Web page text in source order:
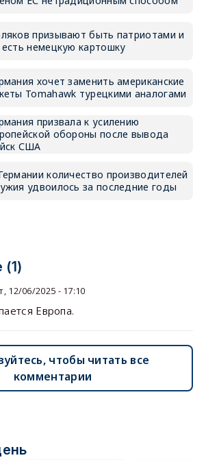
призывают быть патриотами и
есть немецкую картошку
хочет заменить американские
Tomahawk турецкими аналогами
призвала к усилению
обороны после вывода
США
количество производителей
удвоилось за последние годы
12/06/2025 - 17:10
Европа.
чтобы читать все
комментарии